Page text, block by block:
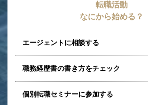
転職活動
なにから始める？
エージェントに相談する
職務経歴書の書き方をチェック
個別転職セミナーに参加する